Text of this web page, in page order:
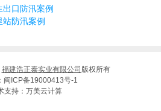
口防汛案例
防汛案例
福建浩正泰实业有限公司 版权所有
闽ICP备19000413号-1
支持： 万美云计算